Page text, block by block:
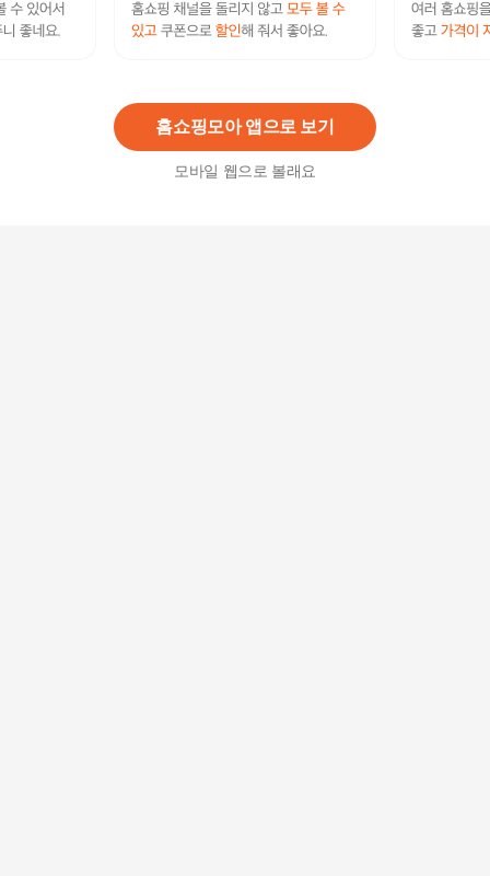
홈쇼핑모아 앱으로 보기
모바일 웹으로 볼래요
통영특산품 건어물 종합세트 3종 1호 /대멸750g